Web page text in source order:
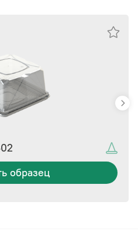
образец